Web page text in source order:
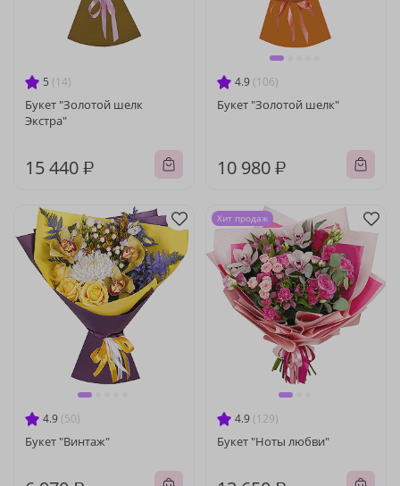
5 (14)
Букет "Золотой шелк
Экстра"
15 440 ₽
4.9 (106)
Букет "Золотой шелк"
10 980 ₽
4.9 (50)
Букет "Винтаж"
4.9 (129)
Букет "Ноты любви"
Хит продаж